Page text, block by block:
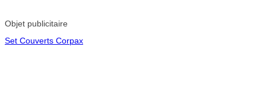
Objet publicitaire
Set Couverts Corpax